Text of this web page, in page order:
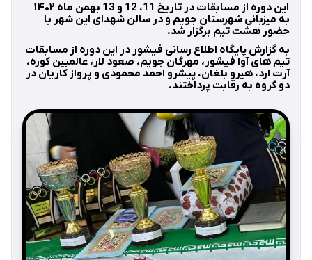
این دوره از مسابقات در تاریخ 11، 12 و 13 بهمن ماه ۱۴۰۲
به میزبانی شهرستان جویم و در سالن شهدای این شهر با
حضور هشت تیم برگزار شد.
به گزارش پایگاه اطلاع رسانی فیشور در این دوره از مسابقات
تیم های آوا فیشور، مهرگان جویم، صعود لار، عالمبین کوره،
آرت ارد، هیرو بلغان، پیشرو احمد محمودی و پرواز کاریان در
دو گروه به رقابت پرداختند.